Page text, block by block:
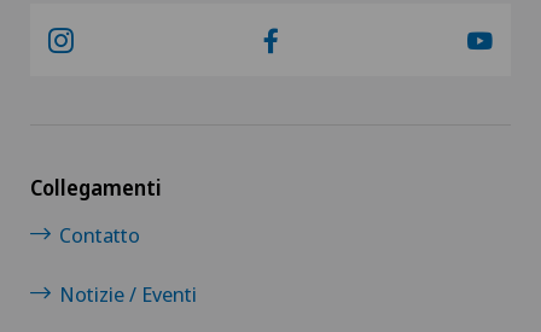
Collegamenti
Contatto
Notizie / Eventi